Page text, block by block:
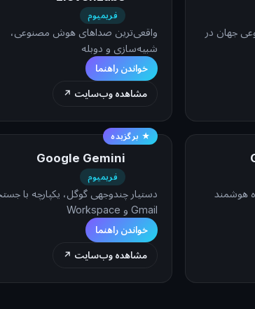
جهان در
فریمیوم
واقعی‌ترین صداهای هوش مصنوعی،
شبیه‌سازی و دوبله
خواندن راهنما
مشاهده وب‌سایت ↗
هوشمند
★ برگزیده
Google Gemini
فریمیوم
دستیار چندوجهی گوگل، یکپارچه با
Gmail و Workspace
خواندن راهنما
مشاهده وب‌سایت ↗